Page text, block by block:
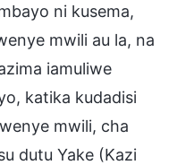
ni kusema,
mwili au la, na
iamuliwe
katika kudadisi
mwili, cha
dutu Yake (Kazi